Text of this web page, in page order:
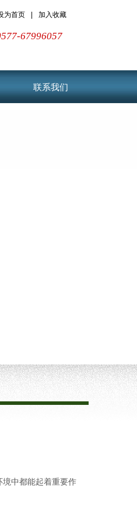
67996057
为首页 加入收藏
联系我们
中都能起着重要作